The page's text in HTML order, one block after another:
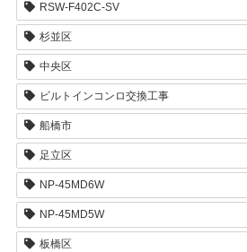
RSW-F402C-SV
杉並区
中央区
ビルトインコンロ交換工事
船橋市
足立区
NP-45MD6W
NP-45MD5W
板橋区